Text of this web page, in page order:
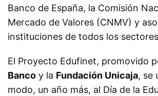
Banco de España, la Comisión
Mercado de Valores (CNMV) y
instituciones de todos los
El Proyecto Edufinet, promovido
Banco y la Fundación Unicaja, se
modo, un año más, al Día de la